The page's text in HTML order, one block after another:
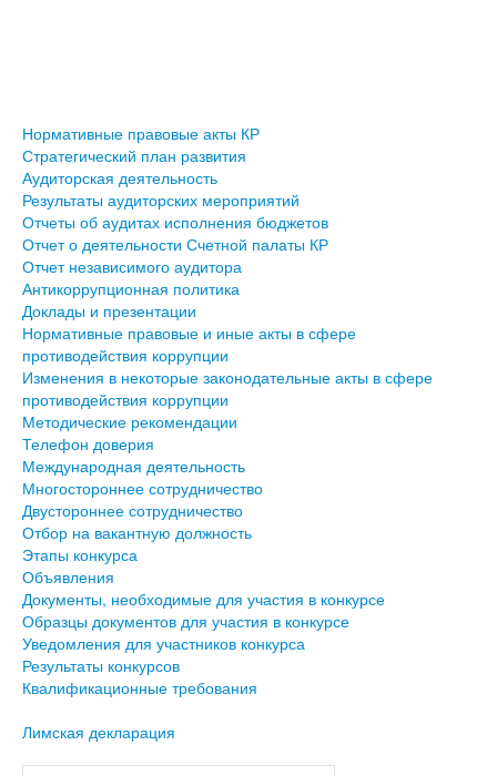
Нормативные правовые акты КР
Стратегический план развития
Аудиторская деятельность
Результаты аудиторских мероприятий
Отчеты об аудитах исполнения бюджетов
Отчет о деятельности Счетной палаты КР
Отчет независимого аудитора
Антикоррупционная политика
Доклады и презентации
Нормативные правовые и иные акты в сфере
противодействия коррупции
Изменения в некоторые законодательные акты в сфере
противодействия коррупции
Методические рекомендации
Телефон доверия
Международная деятельность
Многостороннее сотрудничество
Двустороннее сотрудничество
Отбор на вакантную должность
Этапы конкурса
Объявления
Документы, необходимые для участия в конкурсе
Образцы документов для участия в конкурсе
Уведомления для участников конкурса
Результаты конкурсов
Квалификационные требования
Лимская декларация